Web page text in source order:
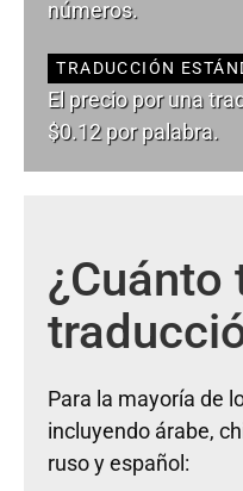
números.
TRADUCCIÓN
El precio por una
$0.12 por palabra.
¿Cuánto
Para la mayoría de
incluyendo árabe,
ruso y español: